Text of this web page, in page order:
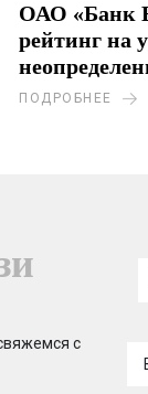
ОАО «Банк
рейтинг на
ПОДРОБНЕЕ
с